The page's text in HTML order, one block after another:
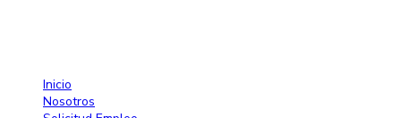
Inicio
Nosotros